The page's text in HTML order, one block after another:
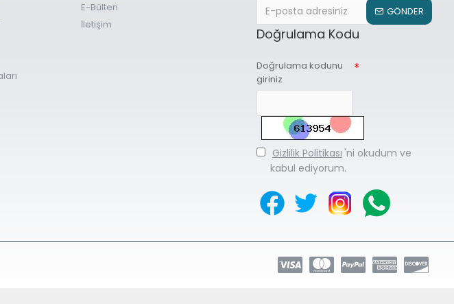
E-Bülten
İletişim
GÖNDER
Doğrulama Kodu
Doğrulama kodunu
giriniz
Gizlilik Politikası 'ni okudum ve
kabul ediyorum.